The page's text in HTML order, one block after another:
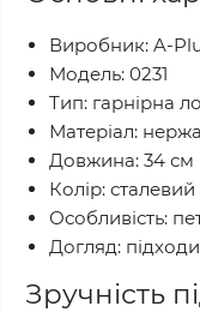
Виробник: A-
Модель: 0231
Тип: гарнірна
Матеріал:
Довжина: 34 см
Колір: сталевий
Особливість:
Догляд:
Зручність